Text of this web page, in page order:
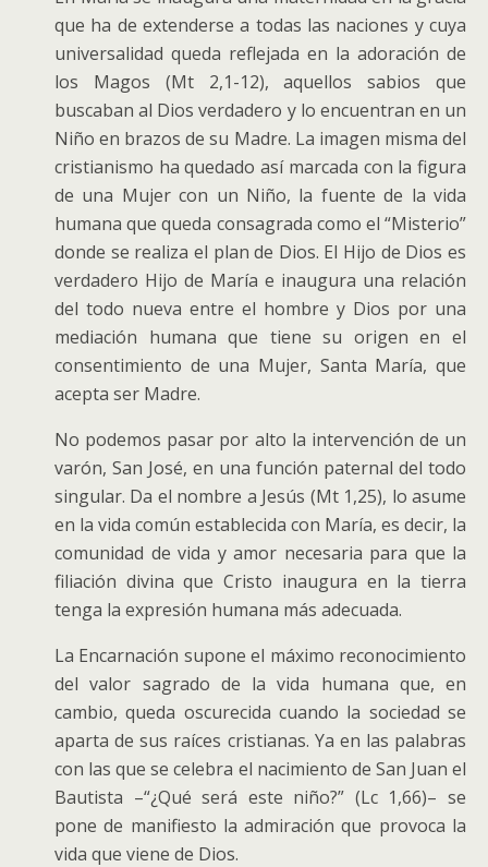
que ha de extenderse a todas las naciones y cuya
universalidad queda reflejada en la adoración de
los Magos (Mt 2,1-12), aquellos sabios que
buscaban al Dios verdadero y lo encuentran en un
Niño en brazos de su Madre. La imagen misma del
cristianismo ha quedado así marcada con la figura
de una Mujer con un Niño, la fuente de la vida
humana que queda consagrada como el “Misterio”
donde se realiza el plan de Dios. El Hijo de Dios es
verdadero Hijo de María e inaugura una relación
del todo nueva entre el hombre y Dios por una
mediación humana que tiene su origen en el
consentimiento de una Mujer, Santa María, que
acepta ser Madre.
No podemos pasar por alto la intervención de un
varón, San José, en una función paternal del todo
singular. Da el nombre a Jesús (Mt 1,25), lo asume
en la vida común establecida con María, es decir, la
comunidad de vida y amor necesaria para que la
filiación divina que Cristo inaugura en la tierra
tenga la expresión humana más adecuada.
La Encarnación supone el máximo reconocimiento
del valor sagrado de la vida humana que, en
cambio, queda oscurecida cuando la sociedad se
aparta de sus raíces cristianas. Ya en las palabras
con las que se celebra el nacimiento de San Juan el
Bautista –“¿Qué será este niño?” (Lc 1,66)– se
pone de manifiesto la admiración que provoca la
vida que viene de Dios.